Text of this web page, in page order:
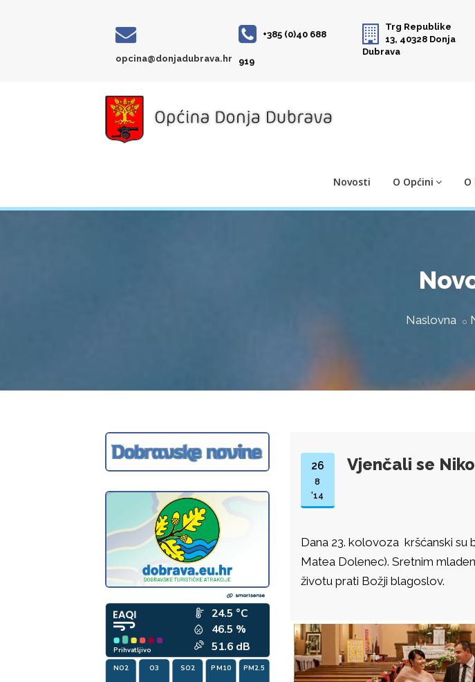
opcina@donjadubrava.hr
+385 (0)40 688
919
Trg Republike
13, 40328 Donja
Dubrava
Novosti O Općini O
Naslovna
26
8
'14
Vjenčali se
Dana 23. kolovoza kršćanski su
Matea Dolenec). Sretnim
životu prati Božji blagoslov.